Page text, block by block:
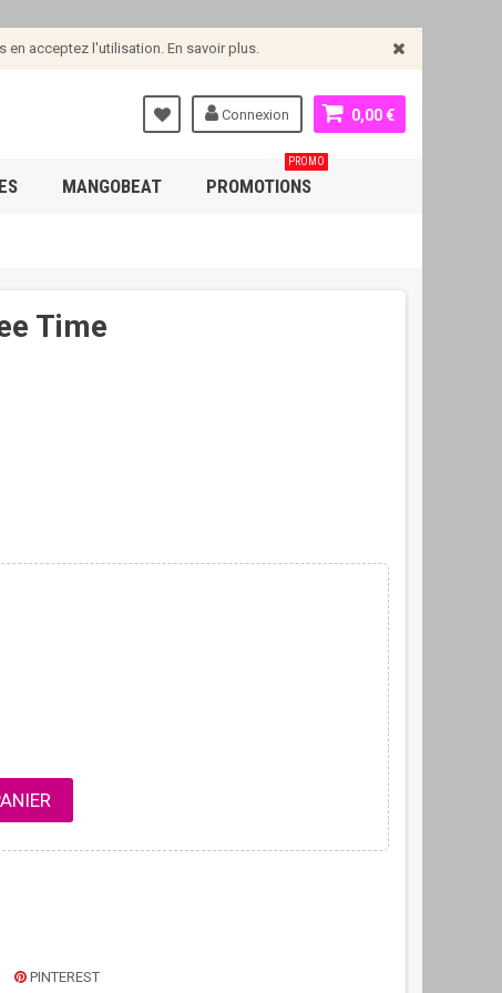
en acceptez l'utilisation. En savoir plus.
0,00 €
Connexion
MANGOBEAT PROMOTIONS
PROMO
Time
PINTEREST